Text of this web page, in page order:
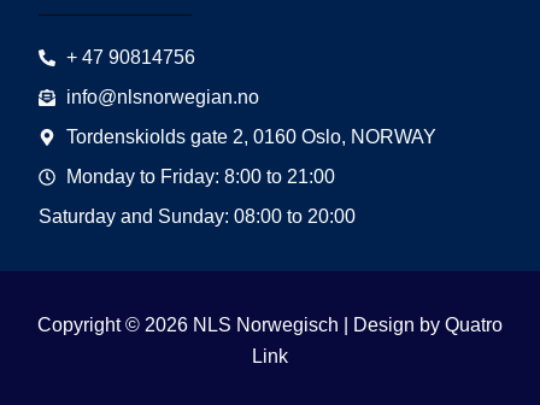
+ 47 90814756
info@nlsnorwegian.no
Tordenskiolds gate 2, 0160 Oslo, NORWAY
Monday to Friday: 8:00 to 21:00
Saturday and Sunday: 08:00 to 20:00
Copyright © 2026 NLS Norwegisch | Design by Quatro
Link